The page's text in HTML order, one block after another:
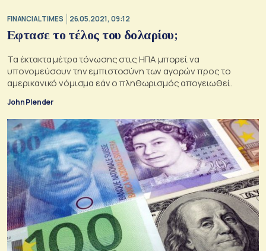
FINANCIAL TIMES 26.05.2021, 09:12
Εφτασε τo τέλος του δολαρίου;
Τα έκτακτα μέτρα τόνωσης στις ΗΠΑ μπορεί να
υπονομεύσουν την εμπιστοσύνη των αγορών προς το
αμερικανικό νόμισμα εάν ο πληθωρισμός απογειωθεί.
John Plender